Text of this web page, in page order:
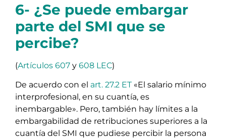
6- ¿Se puede embargar
parte del SMI que se
percibe?
(Artículos 607 y 608 LEC)
De acuerdo con el art. 27.2 ET «El salario mínimo
interprofesional, en su cuantía, es
inembargable». Pero, también hay límites a la
embargabilidad de retribuciones superiores a la
cuantía del SMI que pudiese percibir la persona